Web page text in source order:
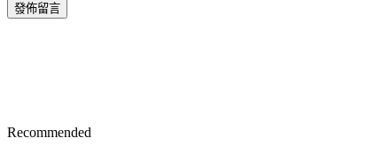
發佈留言
Recommended